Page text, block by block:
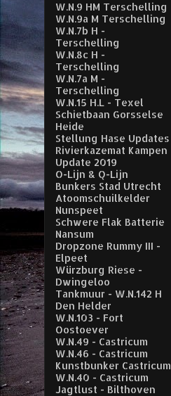
W.N.9 HM Terschelling
W.N.9a M Terschelling
W.N.7b H -
Terschelling
W.N.8c H -
Terschelling
W.N.7a M -
Terschelling
W.N.15 H.L - Texel
Schietbaan Gorsselse
Heide
Stellung Hase Updates
Rivierkazemat Kampen
Update 2019
O-Lijn & Q-Lijn
Bunkers Stad Utrecht
Atoomschuilkelder
Nunspeet
Schwere Flak Batterie
Nansum
Dropzone Rummy III -
Elpeet
Würzburg Riese -
Dwingeloo
Tankmuur - W.N.142 H
Den Helder
W.N.103 - Fort
Oostoever
W.N.49 - Castricum
W.N.46 - Castricum
Kunstbunker Castricum
W.N.40 - Castricum
Jagtlust - Bilthoven